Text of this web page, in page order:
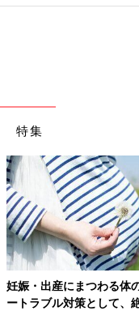
特集
妊娠・出産にまつわる体
ートラブル対策として、